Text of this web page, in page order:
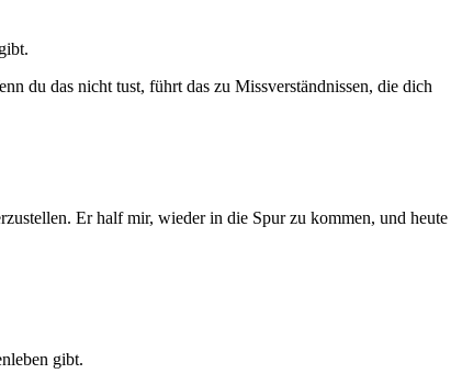
du das nicht tust, führt das zu Missverständnissen, die dich
Er half mir, wieder in die Spur zu kommen, und heute
gibt.